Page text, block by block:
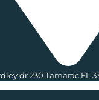
dr 230 Tamarac FL